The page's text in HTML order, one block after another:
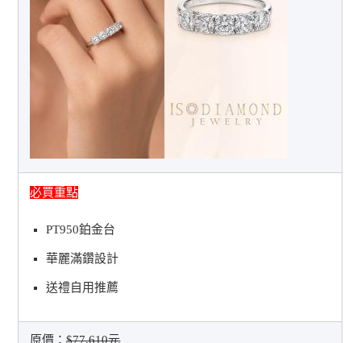
必買重點
PT950鉑金台
華麗滿鑽設計
送禮自用推薦
原價：$77,610元